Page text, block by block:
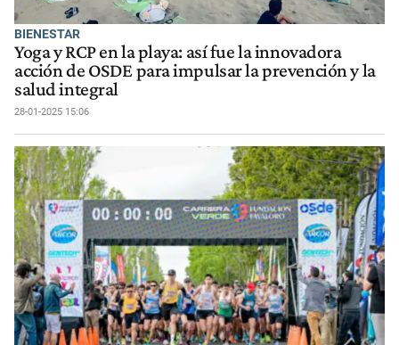
BIENESTAR
Yoga y RCP en la playa: así fue la innovadora
acción de OSDE para impulsar la prevención y la
salud integral
28-01-2025 15:06